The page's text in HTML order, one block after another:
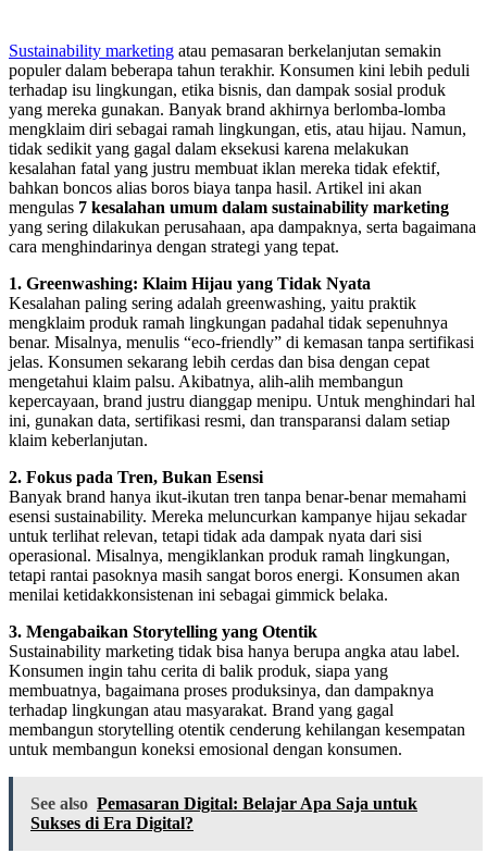
Sustainability marketing atau pemasaran berkelanjutan semakin
populer dalam beberapa tahun terakhir. Konsumen kini lebih peduli
terhadap isu lingkungan, etika bisnis, dan dampak sosial produk
yang mereka gunakan. Banyak brand akhirnya berlomba-lomba
mengklaim diri sebagai ramah lingkungan, etis, atau hijau. Namun,
tidak sedikit yang gagal dalam eksekusi karena melakukan
kesalahan fatal yang justru membuat iklan mereka tidak efektif,
bahkan boncos alias boros biaya tanpa hasil. Artikel ini akan
mengulas 7 kesalahan umum dalam sustainability marketing
yang sering dilakukan perusahaan, apa dampaknya, serta bagaimana
cara menghindarinya dengan strategi yang tepat.
1. Greenwashing: Klaim Hijau yang Tidak Nyata
Kesalahan paling sering adalah greenwashing, yaitu praktik
mengklaim produk ramah lingkungan padahal tidak sepenuhnya
benar. Misalnya, menulis “eco-friendly” di kemasan tanpa sertifikasi
jelas. Konsumen sekarang lebih cerdas dan bisa dengan cepat
mengetahui klaim palsu. Akibatnya, alih-alih membangun
kepercayaan, brand justru dianggap menipu. Untuk menghindari hal
ini, gunakan data, sertifikasi resmi, dan transparansi dalam setiap
klaim keberlanjutan.
2. Fokus pada Tren, Bukan Esensi
Banyak brand hanya ikut-ikutan tren tanpa benar-benar memahami
esensi sustainability. Mereka meluncurkan kampanye hijau sekadar
untuk terlihat relevan, tetapi tidak ada dampak nyata dari sisi
operasional. Misalnya, mengiklankan produk ramah lingkungan,
tetapi rantai pasoknya masih sangat boros energi. Konsumen akan
menilai ketidakkonsistenan ini sebagai gimmick belaka.
3. Mengabaikan Storytelling yang Otentik
Sustainability marketing tidak bisa hanya berupa angka atau label.
Konsumen ingin tahu cerita di balik produk, siapa yang
membuatnya, bagaimana proses produksinya, dan dampaknya
terhadap lingkungan atau masyarakat. Brand yang gagal
membangun storytelling otentik cenderung kehilangan kesempatan
untuk membangun koneksi emosional dengan konsumen.
See also Pemasaran Digital: Belajar Apa Saja untuk
Sukses di Era Digital?